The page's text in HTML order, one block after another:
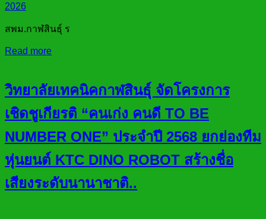
2026
สพม.กาฬสินธุ์ ร
Read more
วิทยาลัยเทคนิคกาฬสินธุ์ จัดโครงการ
เชิดชูเกียรติ “คนเก่ง คนดี TO BE
NUMBER ONE” ประจำปี 2568 ยกย่องทีม
หุ่นยนต์ KTC DINO ROBOT สร้างชื่อ
เสียงระดับนานาชาติ..